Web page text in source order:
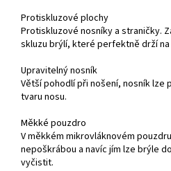
Protiskluzové plochy
Protiskluzové nosníky a straničky.
skluzu brýlí, které perfektně drží
Upravitelný nosník
Větší pohodlí při nošení, nosník lze
tvaru nosu.
Měkké pouzdro
V měkkém mikrovláknovém
nepoškrábou a navíc jím lze brýle
vyčistit.